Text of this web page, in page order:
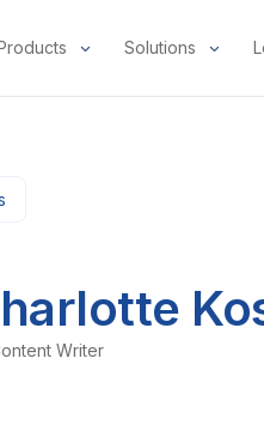
Solutions
Writer